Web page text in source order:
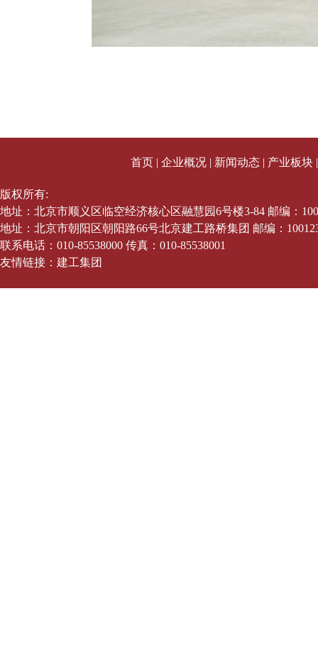
首页 | 企业概况 | 新闻动态 | 产业板块
版权所有:
地址：北京市顺义区临空经济核心区融慧园6号楼3-84 邮编：
地址：北京市朝阳区朝阳路66号北京建工路桥集团 邮编：
联系电话：010-85538000 传真：010-85538001
友情链接： 建工集团